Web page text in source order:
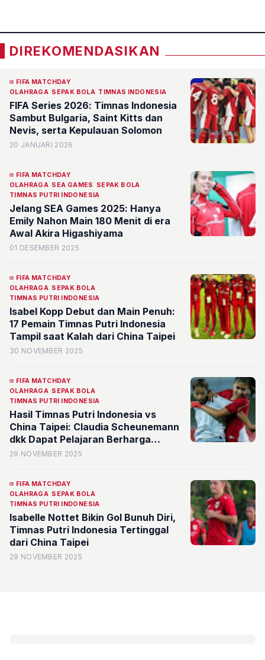
DIREKOMENDASIKAN
FIFA MATCHDAY
OLAHRAGA SEPAK BOLA TIMNAS INDONESIA
FIFA Series 2026: Timnas Indonesia
Sambut Bulgaria, Saint Kitts dan
Nevis, serta Kepulauan Solomon
20 JANUARI 2026
FIFA MATCHDAY
OLAHRAGA SEA GAMES
SEPAK BOLA
TIMNAS PUTRI INDONESIA
Jelang SEA Games 2025: Hanya
Emily Nahon Main 180 Menit di era
Awal Akira Higashiyama
01 DESEMBER 2025
FIFA MATCHDAY
OLAHRAGA SEPAK BOLA
TIMNAS PUTRI INDONESIA
Isabel Kopp Debut dan Main Penuh:
17 Pemain Timnas Putri Indonesia
Tampil saat Kalah dari China Taipei
30 NOVEMBER 2025
FIFA MATCHDAY
OLAHRAGA SEPAK BOLA
TIMNAS PUTRI INDONESIA
Hasil Timnas Putri Indonesia vs
China Taipei: Claudia Scheunemann
dkk Dapat Pelajaran Berharga
Jelang SEA Games 2025
29 NOVEMBER 2025
FIFA MATCHDAY
OLAHRAGA SEPAK BOLA
TIMNAS PUTRI INDONESIA
Isabelle Nottet Bikin Gol Bunuh Diri,
Timnas Putri Indonesia Tertinggal
dari China Taipei
29 NOVEMBER 2025